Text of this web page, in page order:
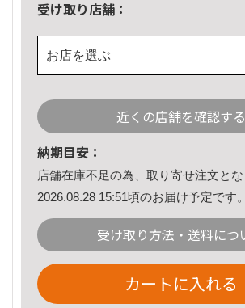
受け取り店舗：
お店を選ぶ
近くの店舗を確認する
納期目安：
店舗在庫不足の為、取り寄せ注文とな
2026.08.28 15:51頃のお届け予定です。
受け取り方法・送料につ
カートに入れる